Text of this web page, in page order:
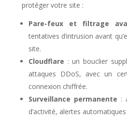
protéger votre site :
Pare-feux et filtrage
tentatives d’intrusion avant
site.
Cloudflare : un bouclier
attaques DDoS, avec un
connexion chiffrée.
Surveillance permanente :
d’activité, alertes